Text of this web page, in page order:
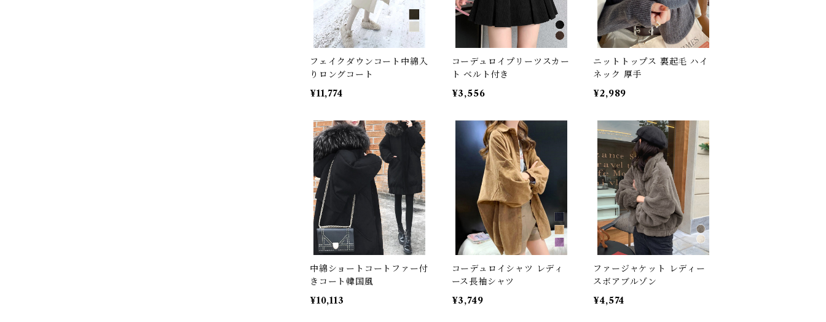
フェイクダウンコート中綿入
りロングコート
¥11,774
コーデュロイプリーツスカー
ト ベルト付き
¥3,556
ニットトップス 裏起毛 ハイ
ネック 厚手
¥2,989
中綿ショートコートファー付
きコート韓国風
¥10,113
コーデュロイシャツ レディ
ース長袖シャツ
¥3,749
ファージャケット レディー
スボアブルゾン
¥4,574